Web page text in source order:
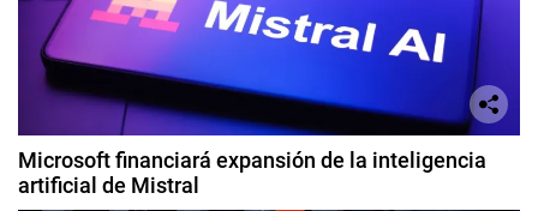
Microsoft financiará expansión de la inteligencia
artificial de Mistral